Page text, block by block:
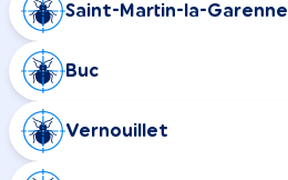
Saint-Martin-la-Garenne
Buc
Vernouillet